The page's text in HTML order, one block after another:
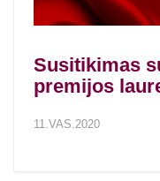
Susitikimas
premijos
11.VAS.2020